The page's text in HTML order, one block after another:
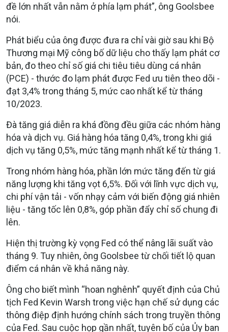
đề lớn nhất vẫn nằm ở phía lạm phát”, ông Goolsbee
nói.
Phát biểu của ông được đưa ra chỉ vài giờ sau khi Bộ
Thương mại Mỹ công bố dữ liệu cho thấy lạm phát cơ
bản, đo theo chỉ số giá chi tiêu tiêu dùng cá nhân
(PCE) - thước đo lạm phát được Fed ưu tiên theo dõi -
đạt 3,4% trong tháng 5, mức cao nhất kể từ tháng
10/2023.
Đà tăng giá diễn ra khá đồng đều giữa các nhóm hàng
hóa và dịch vụ. Giá hàng hóa tăng 0,4%, trong khi giá
dịch vụ tăng 0,5%, mức tăng mạnh nhất kể từ tháng 1.
Trong nhóm hàng hóa, phần lớn mức tăng đến từ giá
năng lượng khi tăng vọt 6,5%. Đối với lĩnh vực dịch vụ,
chi phí vận tải - vốn nhạy cảm với biến động giá nhiên
liệu - tăng tốc lên 0,8%, góp phần đẩy chỉ số chung đi
lên.
Hiện thị trường kỳ vọng Fed có thể nâng lãi suất vào
tháng 9. Tuy nhiên, ông Goolsbee từ chối tiết lộ quan
điểm cá nhân về khả năng này.
Ông cho biết mình “hoan nghênh” quyết định của Chủ
tịch Fed Kevin Warsh trong việc hạn chế sử dụng các
thông điệp định hướng chính sách trong truyền thông
của Fed. Sau cuộc họp gần nhất, tuyên bố của Ủy ban